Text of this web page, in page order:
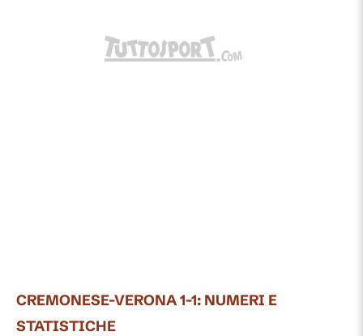
CREMONESE-VERONA 1-1: NUMERI E
STATISTICHE